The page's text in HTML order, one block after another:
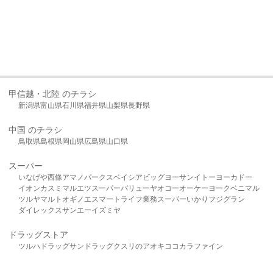
甲信越・北陸 のチラシ
新潟県富山県石川県福井県山梨県長野県
中国 のチラシ
鳥取県島根県岡山県広島県山口県
スーパー
いなげや西條アマノパークスベイシア ビッグヨーサンイトーヨーカドー
イオンカスミ マルエツスーパーバリューヤオコーオーケー ヨークベニマル
ツルヤマルト オギノ エスマート ライフ業務スーパーいかり フジグラン
ダイレックスサンエーイズミヤ
ドラッグストア
ツルハドラッグサンドラッグクスリのアオキ ココカラファイン